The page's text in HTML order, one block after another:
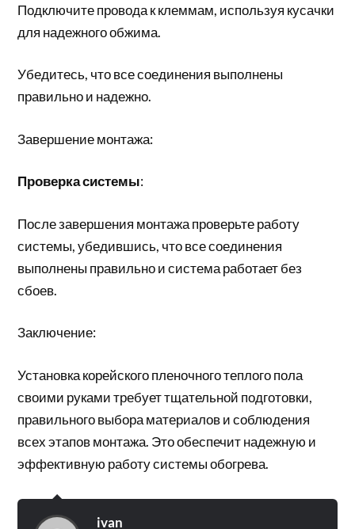
Подключите провода к клеммам, используя кусачки
для надежного обжима.
Убедитесь, что все соединения выполнены
правильно и надежно.
Завершение монтажа:
Проверка системы:
После завершения монтажа проверьте работу
системы, убедившись, что все соединения
выполнены правильно и система работает без
сбоев.
Заключение:
Установка корейского пленочного теплого пола
своими руками требует тщательной подготовки,
правильного выбора материалов и соблюдения
всех этапов монтажа. Это обеспечит надежную и
эффективную работу системы обогрева.
ivan